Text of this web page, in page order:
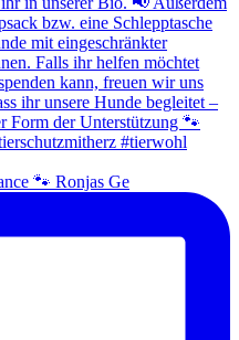
🐾 Ronjas Ge